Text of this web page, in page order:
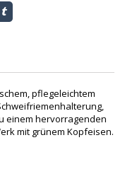
pflegeleichtem
einem hervorragenden
mit grünem Kopfeisen.